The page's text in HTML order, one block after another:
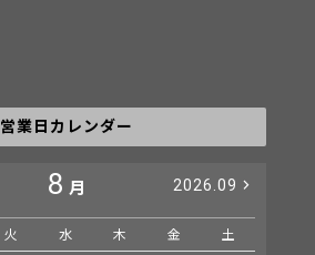
営業日カレンダー
8 月 2026.09
火 水 木 金 土